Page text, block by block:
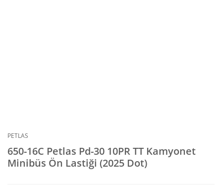
PETLAS
650-16C Petlas Pd-30 10PR TT Kamyonet
Minibüs Ön Lastiği (2025 Dot)